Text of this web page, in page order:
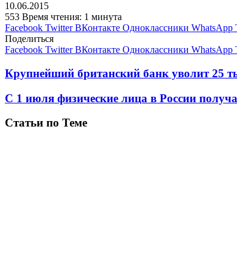
10.06.2015
553 Время чтения: 1 минута
Facebook Twitter ВКонтакте Одноклассники WhatsApp
Поделиться
Facebook Twitter ВКонтакте Одноклассники WhatsApp
Крупнейший британский банк уволит 25
С 1 июля физические лица в России
Статьи по Теме